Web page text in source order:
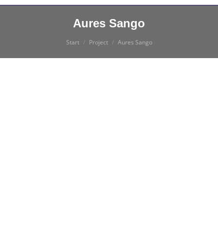
Aures Sango
Sie befinden sich hier:
Start Project Aures Sango